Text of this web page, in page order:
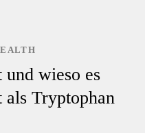
und wieso es
als Tryptophan